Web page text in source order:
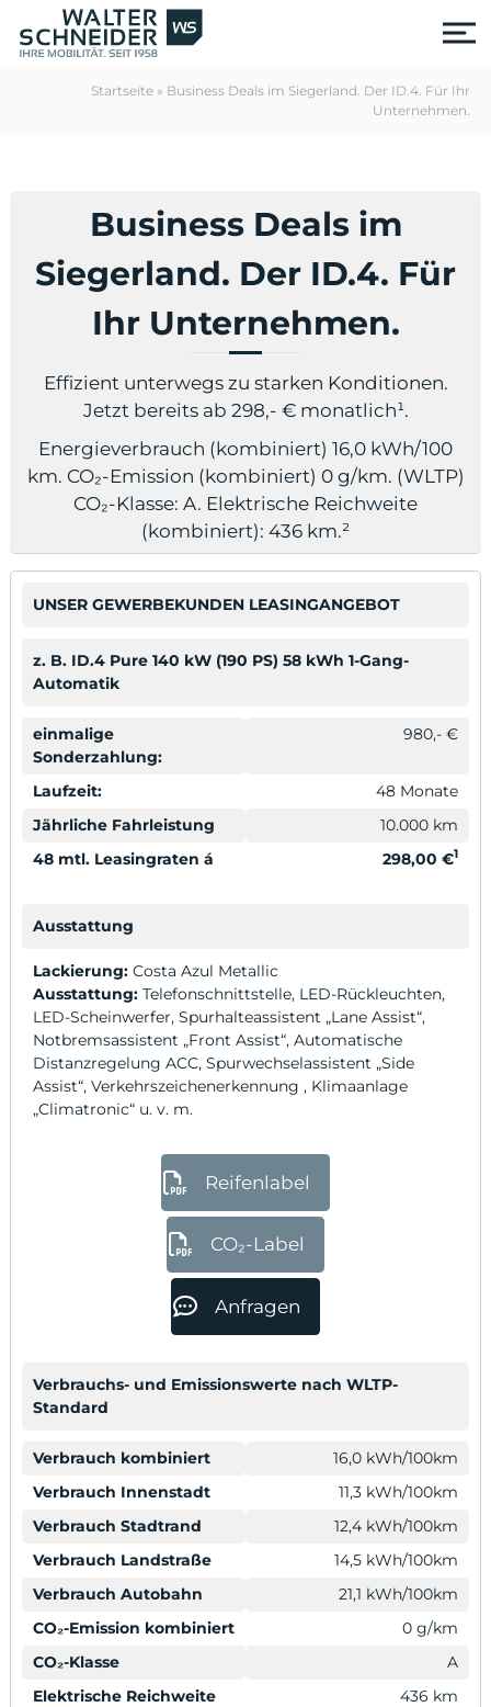
Startseite » Business Deals im Siegerland. Der ID.4. Für Ihr
Unternehmen.
Business Deals im
Siegerland. Der ID.4. Für
Ihr Unternehmen.
Effizient unterwegs zu starken Konditionen.
Jetzt bereits ab 298,- € monatlich¹.
Energieverbrauch (kombiniert) 16,0 kWh/100
km. CO₂-Emission (kombiniert) 0 g/km. (WLTP)
CO₂-Klasse: A. Elektrische Reichweite
(kombiniert): 436 km.²
UNSER GEWERBEKUNDEN LEASINGANGEBOT
z. B. ID.4 Pure 140 kW (190 PS) 58 kWh 1-Gang-
Automatik
einmalige
Sonderzahlung:
980,- €
Laufzeit:
48 Monate
Jährliche Fahrleistung
10.000 km
48 mtl. Leasingraten á
298,00 €1
Ausstattung
Lackierung: Costa Azul Metallic
Ausstattung: Telefonschnittstelle, LED-Rückleuchten,
LED-Scheinwerfer, Spurhalteassistent „Lane Assist“,
Notbremsassistent „Front Assist“, Automatische
Distanzregelung ACC, Spurwechselassistent „Side
Assist“, Verkehrszeichenerkennung , Klimaanlage
„Climatronic“ u. v. m.
Reifenlabel
CO₂-Label
Anfragen
Verbrauchs- und Emissionswerte nach WLTP-
Standard
Verbrauch kombiniert
16,0 kWh/100km
Verbrauch Innenstadt
11,3 kWh/100km
Verbrauch Stadtrand
12,4 kWh/100km
Verbrauch Landstraße
14,5 kWh/100km
Verbrauch Autobahn
21,1 kWh/100km
CO₂-Emission kombiniert
0 g/km
CO₂-Klasse
A
Elektrische Reichweite
436 km